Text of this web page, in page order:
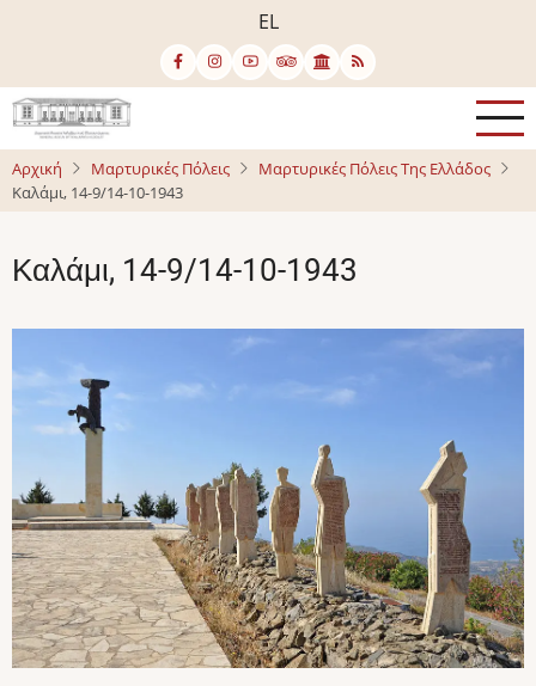
κυρίως
περιεχόμενο
EL
Αρχική Μαρτυρικές Πόλεις
Μαρτυρικές Πόλεις Της Ελλάδος
Καλάμι, 14-9/14-10-1943
Καλάμι, 14-9/14-10-1943